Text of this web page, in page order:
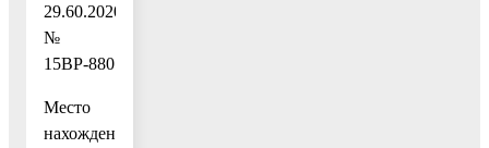
29.60.2020
№
15ВР-880.
Место
нахождения